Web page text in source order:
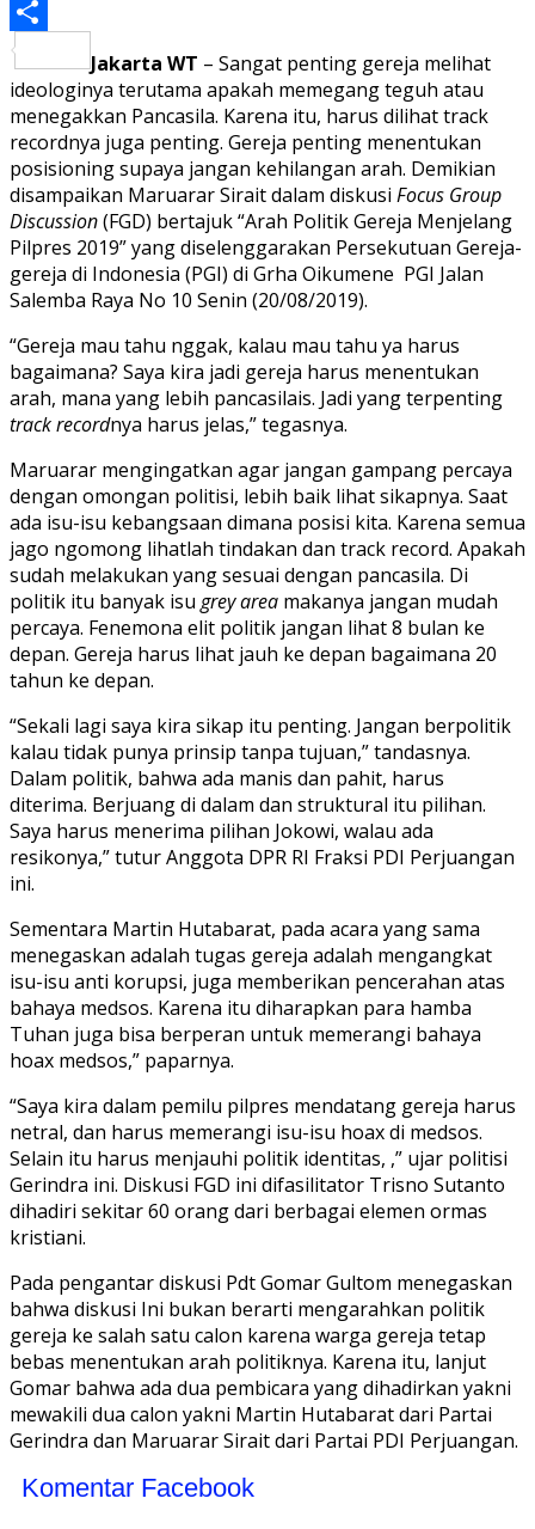
PrintFriendly
Share
Jakarta WT – Sangat penting gereja melihat
ideologinya terutama apakah memegang teguh atau
menegakkan Pancasila. Karena itu, harus dilihat track
recordnya juga penting. Gereja penting menentukan
posisioning supaya jangan kehilangan arah. Demikian
disampaikan Maruarar Sirait dalam diskusi Focus Group
Discussion(FGD) bertajuk “Arah Politik Gereja Menjelang
Pilpres 2019” yang diselenggarakan Persekutuan Gereja-
gereja di Indonesia (PGI) di Grha Oikumene PGI Jalan
Salemba Raya No 10 Senin (20/08/2019).
“Gereja mau tahu nggak, kalau mau tahu ya harus
bagaimana? Saya kira jadi gereja harus menentukan
arah, mana yang lebih pancasilais. Jadi yang terpenting
track recordnya harus jelas,” tegasnya.
Maruarar mengingatkan agar jangan gampang percaya
dengan omongan politisi, lebih baik lihat sikapnya. Saat
ada isu-isu kebangsaan dimana posisi kita. Karena semua
jago ngomong lihatlah tindakan dan track record. Apakah
sudah melakukan yang sesuai dengan pancasila. Di
politik itu banyak isu grey area makanya jangan mudah
percaya. Fenemona elit politik jangan lihat 8 bulan ke
depan. Gereja harus lihat jauh ke depan bagaimana 20
tahun ke depan.
“Sekali lagi saya kira sikap itu penting. Jangan berpolitik
kalau tidak punya prinsip tanpa tujuan,” tandasnya.
Dalam politik, bahwa ada manis dan pahit, harus
diterima. Berjuang di dalam dan struktural itu pilihan.
Saya harus menerima pilihan Jokowi, walau ada
resikonya,” tutur Anggota DPR RI Fraksi PDI Perjuangan
ini.
Sementara Martin Hutabarat, pada acara yang sama
menegaskan adalah tugas gereja adalah mengangkat
isu-isu anti korupsi, juga memberikan pencerahan atas
bahaya medsos. Karena itu diharapkan para hamba
Tuhan juga bisa berperan untuk memerangi bahaya
hoax medsos,” paparnya.
“Saya kira dalam pemilu pilpres mendatang gereja harus
netral, dan harus memerangi isu-isu hoax di medsos.
Selain itu harus menjauhi politik identitas, ,” ujar politisi
Gerindra ini. Diskusi FGD ini difasilitator Trisno Sutanto
dihadiri sekitar 60 orang dari berbagai elemen ormas
kristiani.
Pada pengantar diskusi Pdt Gomar Gultom menegaskan
bahwa diskusi Ini bukan berarti mengarahkan politik
gereja ke salah satu calon karena warga gereja tetap
bebas menentukan arah politiknya. Karena itu, lanjut
Gomar bahwa ada dua pembicara yang dihadirkan yakni
mewakili dua calon yakni Martin Hutabarat dari Partai
Gerindra dan Maruarar Sirait dari Partai PDI Perjuangan.
Komentar Facebook